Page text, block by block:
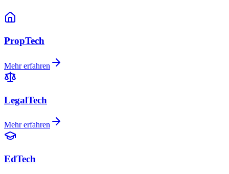
PropTech
Mehr erfahren
LegalTech
Mehr erfahren
EdTech